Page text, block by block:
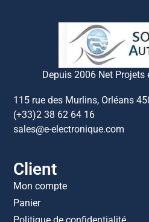
Depuis 2006 Net Projets
115 rue des Murlins, Orléans
(+33)2 38 62 64 16
sales@e-electronique.com
Client
Mon compte
Panier